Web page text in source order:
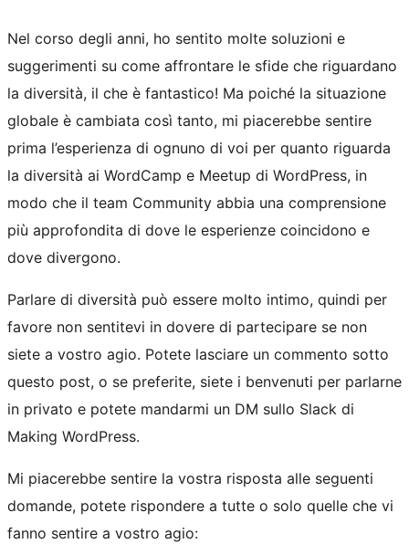
Nel corso degli anni, ho sentito molte soluzioni e
suggerimenti su come affrontare le sfide che riguardano
la diversità, il che è fantastico! Ma poiché la situazione
globale è cambiata così tanto, mi piacerebbe sentire
prima l’esperienza di ognuno di voi per quanto riguarda
la diversità ai WordCamp e Meetup di WordPress, in
modo che il team Community abbia una comprensione
più approfondita di dove le esperienze coincidono e
dove divergono.
Parlare di diversità può essere molto intimo, quindi per
favore non sentitevi in dovere di partecipare se non
siete a vostro agio. Potete lasciare un commento sotto
questo post, o se preferite, siete i benvenuti per parlarne
in privato e potete mandarmi un DM sullo Slack di
Making WordPress.
Mi piacerebbe sentire la vostra risposta alle seguenti
domande, potete rispondere a tutte o solo quelle che vi
fanno sentire a vostro agio: